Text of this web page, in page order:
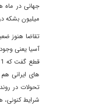
میلیون بشکه
تقاضا هنوز
آسیا یعنی
های ایرانی
تحولات در
شرایط کنونی،